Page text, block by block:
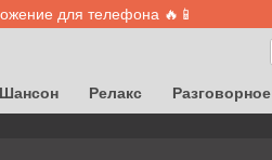
для телефона 🔥📱
Шансон Релакс Разговорное